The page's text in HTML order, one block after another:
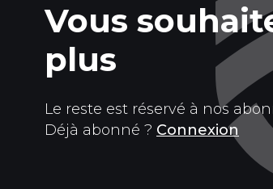
Vous
plus
Le reste est réservé à nos
Déjà abonné ? Connexion